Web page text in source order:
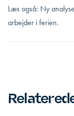
Læs også: Ny
arbejder i ferien.